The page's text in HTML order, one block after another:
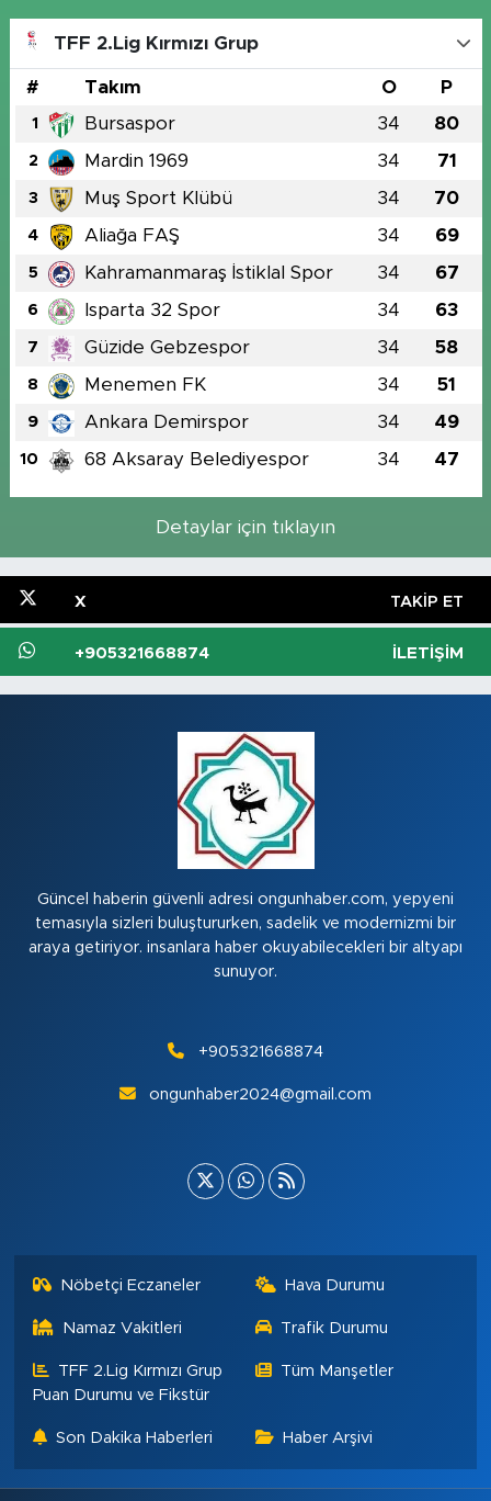
TFF 2.Lig Kırmızı Grup
# Takım O P
1 Bursaspor 34 80
2 Mardin 1969 34 71
3 Muş Sport Klübü 34 70
4 Aliağa FAŞ 34 69
5 Kahramanmaraş İstiklal Spor 34 67
6 Isparta 32 Spor 34 63
7 Güzide Gebzespor 34 58
8 Menemen FK 34 51
9 Ankara Demirspor 34 49
10 68 Aksaray Belediyespor 34 47
Detaylar için tıklayın
X TAKIP ET
+905321668874 İLETIŞIM
Güncel haberin güvenli adresi ongunhaber.com, yepyeni
temasıyla sizleri buluştururken, sadelik ve modernizmi bir
araya getiriyor. insanlara haber okuyabilecekleri bir altyapı
sunuyor.
+905321668874
ongunhaber2024@gmail.com
Nöbetçi Eczaneler Hava Durumu
Namaz Vakitleri Trafik Durumu
TFF 2.Lig Kırmızı Grup
Puan Durumu ve Fikstür
Tüm Manşetler
Son Dakika Haberleri Haber Arşivi